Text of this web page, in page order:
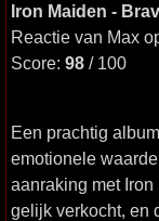
Iron Maiden -
Reactie van Max
Score: 98 / 100
Een prachtig
emotionele
aanraking met
gelijk verkocht, en